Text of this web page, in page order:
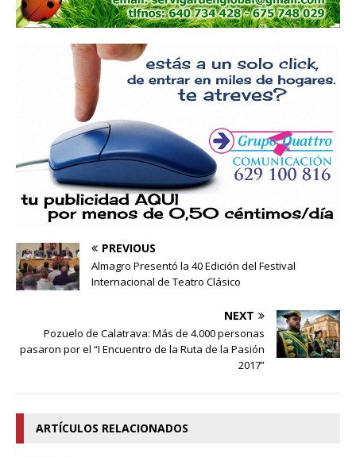
PREVIOUS
Almagro Presentó la 40 Edición del Festival
Internacional de Teatro Clásico
NEXT
Pozuelo de Calatrava: Más de 4.000 personas
pasaron por el “I Encuentro de la Ruta de la Pasión
2017”
ARTÍCULOS RELACIONADOS